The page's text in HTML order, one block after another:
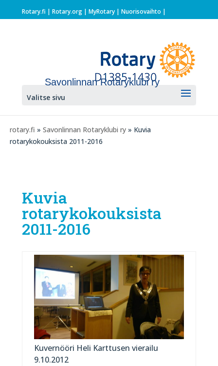
Rotary.fi | Rotary.org| MyRotary | Nuorisovaihto |
Savonlinnan Rotaryklubi ry
Valitse sivu
rotary.fi » Savonlinnan Rotaryklubi ry » Kuvia
rotarykokouksista 2011-2016
Kuvia
rotarykokouksista
2011-2016
Kuvernööri Heli Karttusen vierailu
9.10.2012